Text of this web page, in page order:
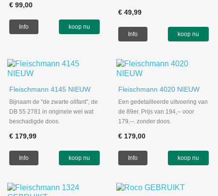
€ 99,00
Info koop nu
€ 49,99
Info koop nu
Fleischmann 4145 NIEUW
Bijnaam de "de zwarte olifant", de
DB 55 2781 in originele wel wat
beschadigde doos.
€ 179,99
Info koop nu
Fleischmann 4020 NIEUW
Een gedetailleerde uitvoering van
de 89er. Prijs van 194,-- voor
179,--. zonder doos.
€ 179,00
Info koop nu